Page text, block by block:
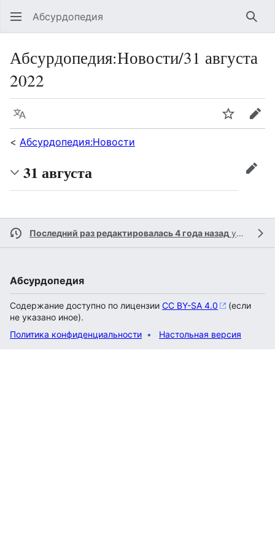
Абсурдопедия
Абсурдопедия:Новости/31 августа
2022
Язык
< Абсурдопедия:Новости
31 августа
Последний раз редактировалась 4 года назад участником
Абсурдопедия
Содержание доступно по лицензии CC BY-SA 4.0
(если
не указано иное).
Политика конфиденциальности
Настольная версия